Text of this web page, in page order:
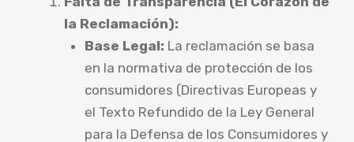
la Reclamación):
Base Legal: La reclamación se basa
en la normativa de protección de los
consumidores (Directivas Europeas y
el Texto Refundido de la Ley General
para la Defensa de los Consumidores y